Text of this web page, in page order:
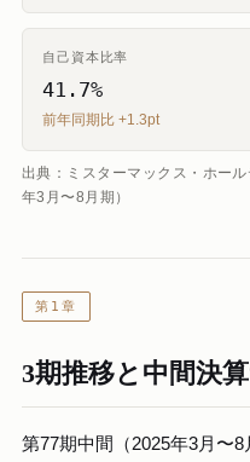
自己資本比率
41.7%
前年同期比 +1.3pt
出典：ミスターマックス・ホー
年3月〜8月期）
第1章
3期推移と中間決
第77期中間（2025年3月〜